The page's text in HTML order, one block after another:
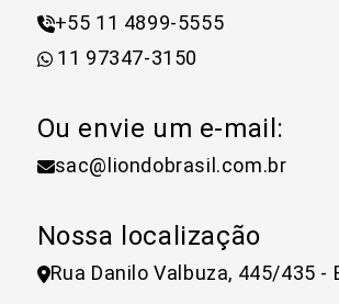
+55 11 4899-5555
11 97347-3150
Ou envie um e-mail:
sac@liondobrasil.com.br
Nossa localização
Rua Danilo Valbuza, 445/435 -